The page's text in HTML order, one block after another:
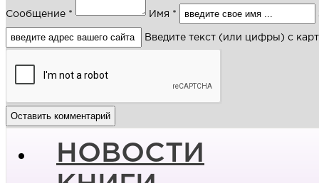
Сообщение * Имя *
Введите текст (или цифры) с
НОВОСТИ